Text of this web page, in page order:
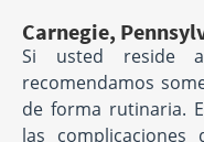
Carnegie,
Si usted reside
recomendamos
de forma rutinaria.
las